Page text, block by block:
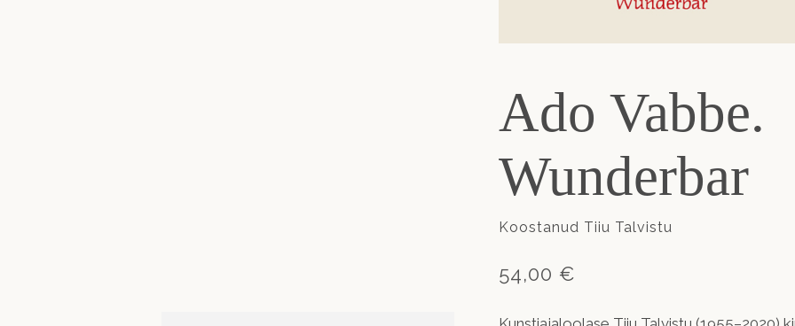
Ado Vabbe.
Wunderbar
Koostanud Tiiu Talvistu
54,00 €